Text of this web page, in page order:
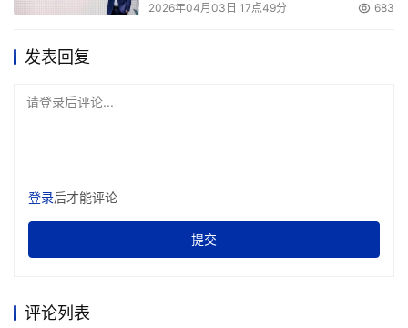
2026年04月03日 17点49分 683
发表回复
请登录后评论...
登录后才能评论
提交
评论列表